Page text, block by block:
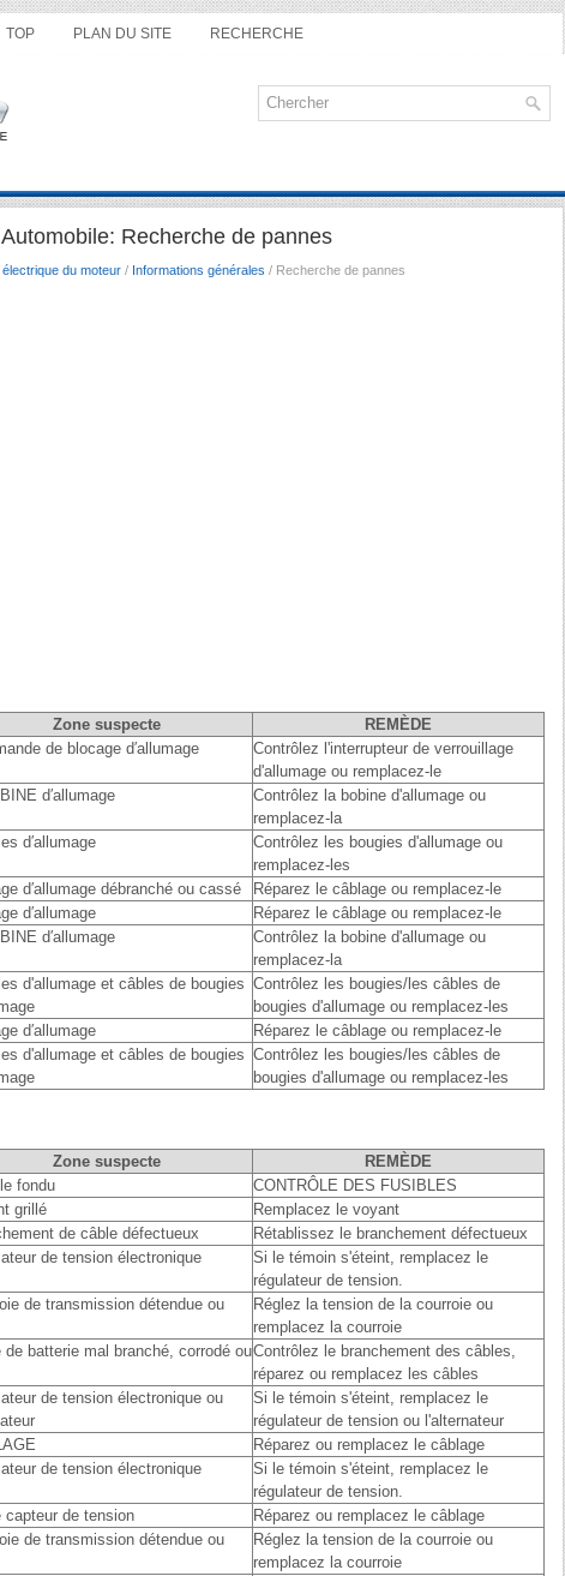
TOP PLAN DU SITE RECHERCHE
Recherche de pannes
du moteur / Informations générales / Recherche de pannes
Zone suspecte
REMÈDE
de blocage d′allumage
Contrôlez l'interrupteur de verrouillage
d'allumage ou remplacez-le
d′allumage
Contrôlez la bobine d'allumage ou
remplacez-la
d′allumage
Contrôlez les bougies d'allumage ou
remplacez-les
d′allumage débranché ou cassé
Réparez le câblage ou remplacez-le
d′allumage
Réparez le câblage ou remplacez-le
d′allumage
Contrôlez la bobine d'allumage ou
remplacez-la
d'allumage et câbles de bougies Contrôlez les bougies/les câbles de
bougies d'allumage ou remplacez-les
d′allumage
Réparez le câblage ou remplacez-le
d'allumage et câbles de bougies Contrôlez les bougies/les câbles de
bougies d'allumage ou remplacez-les
Zone suspecte
REMÈDE
fondu
CONTRÔLE DES FUSIBLES
grillé
Remplacez le voyant
de câble défectueux
Rétablissez le branchement défectueux
de tension électronique
Si le témoin s'éteint, remplacez le
régulateur de tension.
de transmission détendue ou
Réglez la tension de la courroie ou
remplacez la courroie
de batterie mal branché, corrodé ouContrôlez le branchement des câbles,
réparez ou remplacez les câbles
de tension électronique ou
Si le témoin s'éteint, remplacez le
régulateur de tension ou l'alternateur
Réparez ou remplacez le câblage
de tension électronique
Si le témoin s'éteint, remplacez le
régulateur de tension.
capteur de tension
Réparez ou remplacez le câblage
de transmission détendue ou
Réglez la tension de la courroie ou
remplacez la courroie